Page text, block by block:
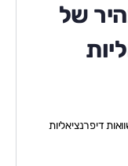
של
דיפרנציאליות